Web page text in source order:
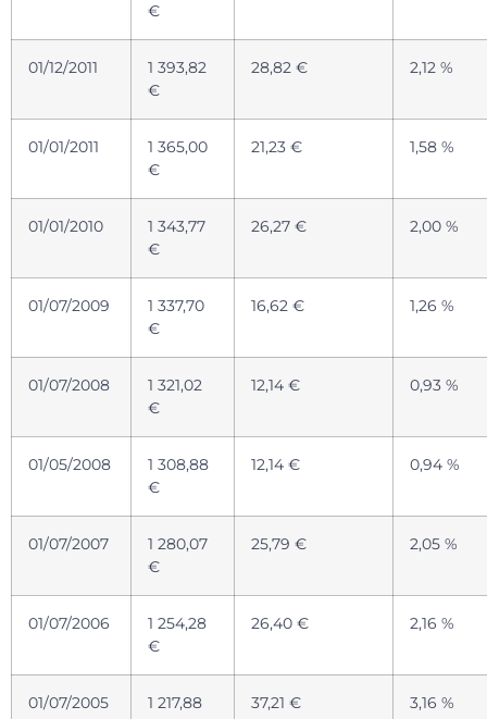
€
01/12/2011
1 393,82
€
28,82 € 2,12 %
01/01/2011
1 365,00
€
21,23 € 1,58 %
01/01/2010
1 343,77
€
26,27 € 2,00 %
01/07/2009
1 337,70
€
16,62 € 1,26 %
01/07/2008
1 321,02
€
12,14 € 0,93 %
01/05/2008
1 308,88
€
12,14 € 0,94 %
01/07/2007
1 280,07
€
25,79 € 2,05 %
01/07/2006
1 254,28
€
26,40 € 2,16 %
01/07/2005
1 217,88
37,21 € 3,16 %